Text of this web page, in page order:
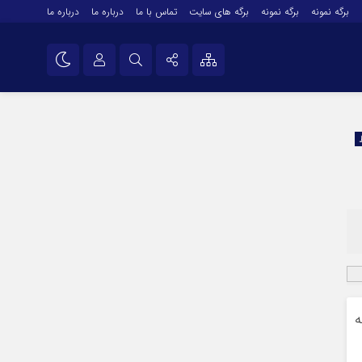
برگه نمونه برگه نمونه برگه های سایت تماس با ما درباره ما درباره ما